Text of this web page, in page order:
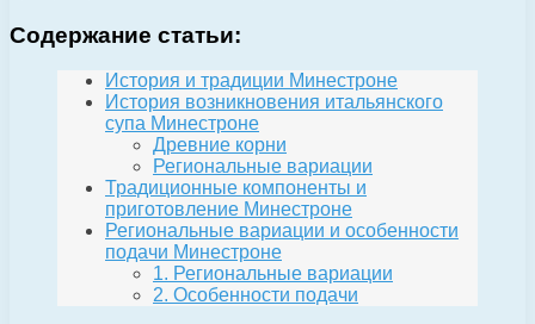
Содержание статьи:
История и традиции Минестроне
История возникновения итальянского
супа Минестроне
Древние корни
Региональные вариации
Традиционные компоненты и
приготовление Минестроне
Региональные вариации и особенности
подачи Минестроне
1. Региональные вариации
2. Особенности подачи